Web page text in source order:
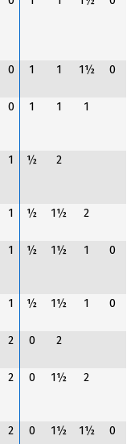
0 1 1 1½ 0
0 1 1 1
1 ½ 2
1 ½ 1½ 2
1 ½ 1½ 1 0
1 ½ 1½ 1 0
2 0 2
2 0 1½ 2
2 0 1½ 1½ 0